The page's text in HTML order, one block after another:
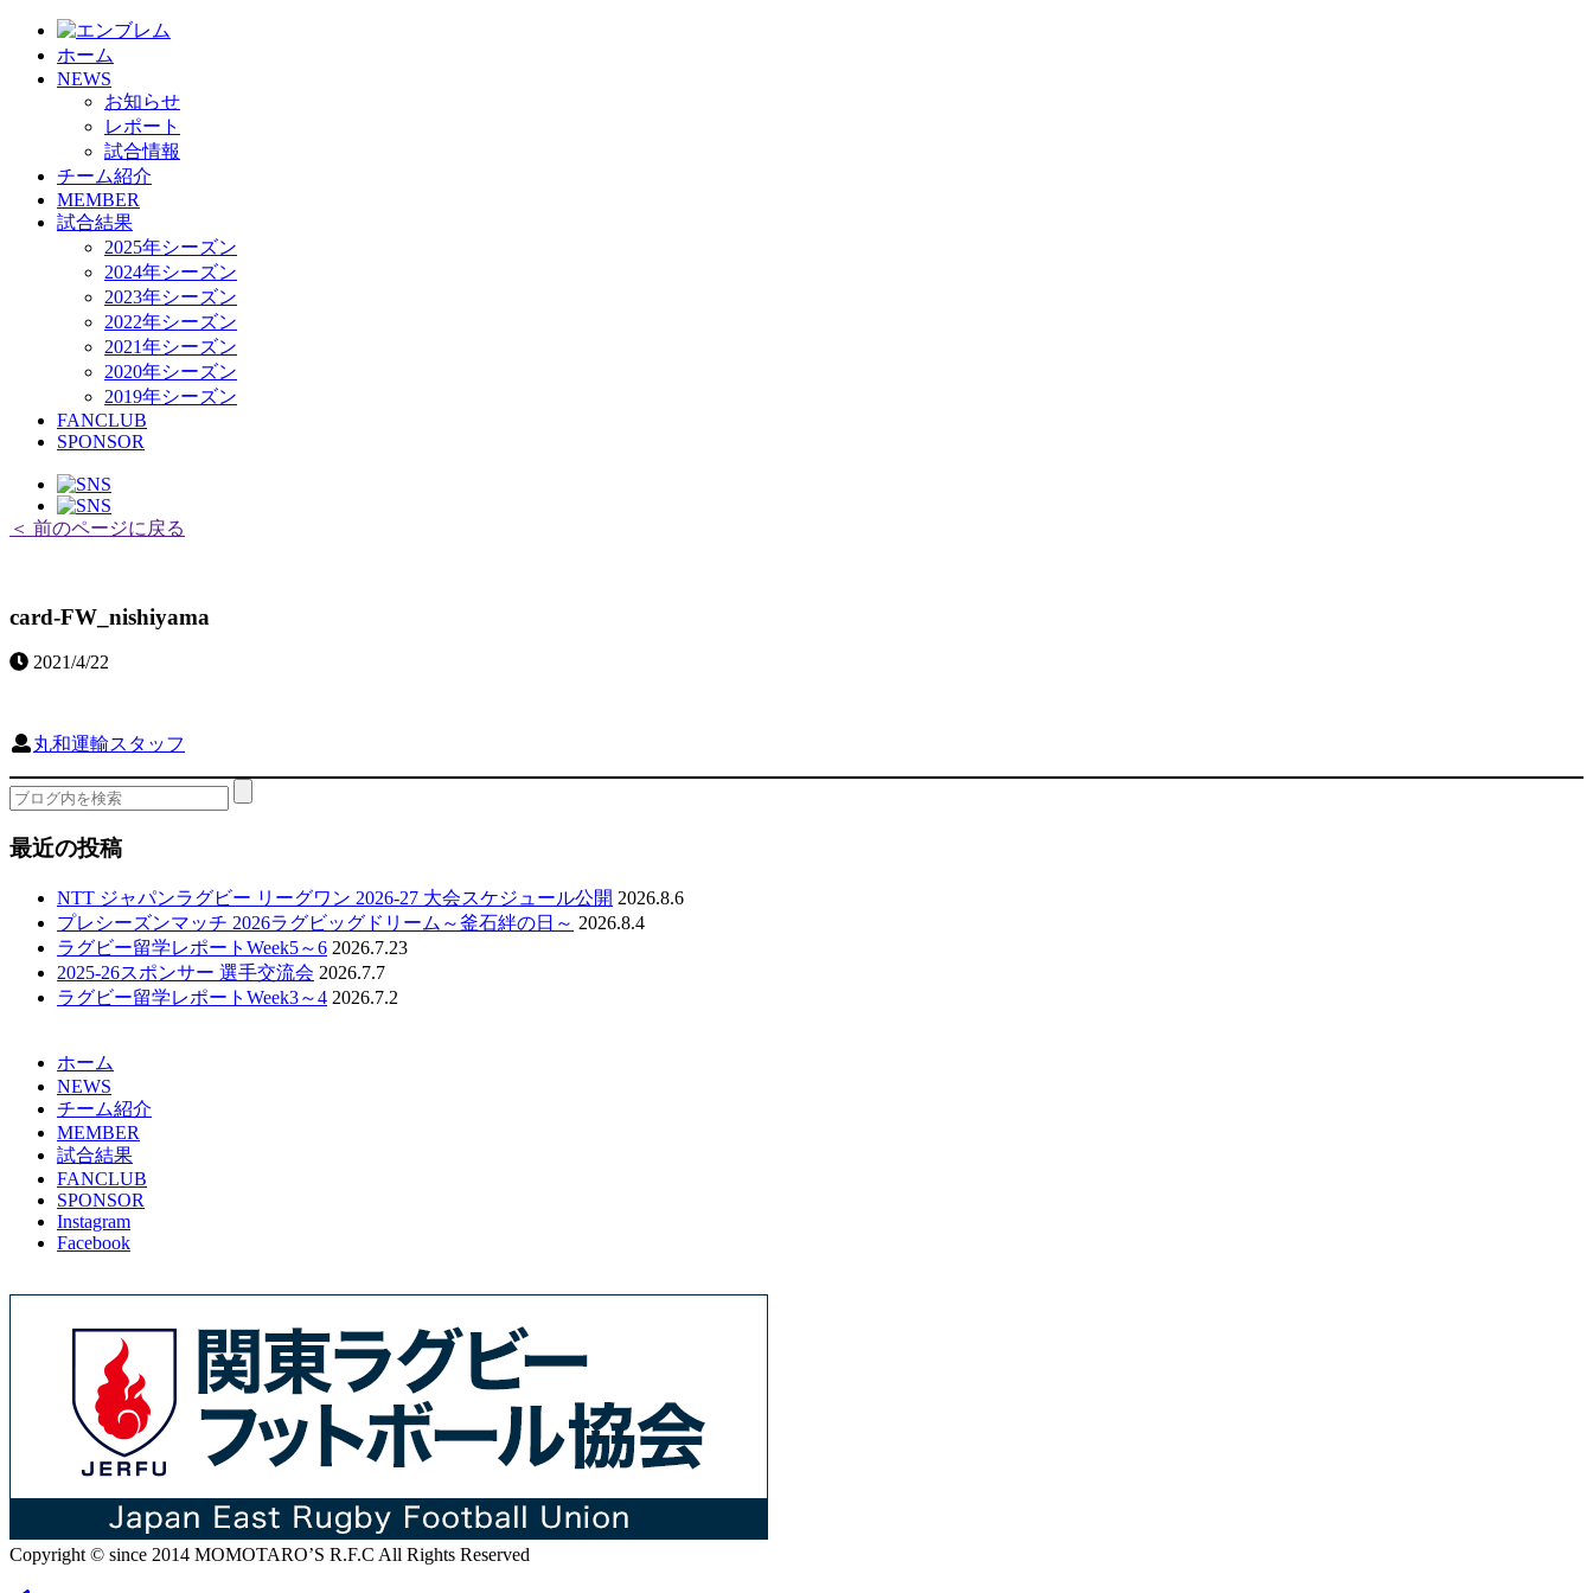
ホーム
NEWS
お知らせ
レポート
試合情報
チーム紹介
MEMBER
試合結果
2025年シーズン
2024年シーズン
2023年シーズン
2022年シーズン
2021年シーズン
2020年シーズン
2019年シーズン
FANCLUB
SPONSOR
＜ 前のページに戻る
card-FW_nishiyama
2021/4/22
丸和運輸スタッフ
最近の投稿
NTT ジャパンラグビー リーグワン 2026-27 大会スケジュール公開 2026.8.6
プレシーズンマッチ 2026ラグビッグドリーム～釜石絆の日～ 2026.8.4
ラグビー留学レポートWeek5～6 2026.7.23
2025-26スポンサー 選手交流会 2026.7.7
ラグビー留学レポートWeek3～4 2026.7.2
ホーム
NEWS
チーム紹介
MEMBER
試合結果
FANCLUB
SPONSOR
Instagram
Facebook
Copyright © since 2014 MOMOTARO’S R.F.C All Rights Reserved